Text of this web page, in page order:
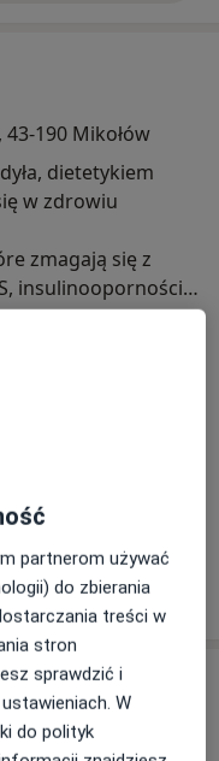
190 Mikołów
dietetykiem
w zdrowiu
zmagają się z
insulinoopornością,
oraz przewlekłym
miesiączkami.
równowagę
podejście
stylu życia i
organizm, ale i
na cały styl życia,
do ciąży
mózgowa, napady
Umów wizytę
partnerom używać
do zbierania
treści w
stron
sprawdzić i
W
do polityk